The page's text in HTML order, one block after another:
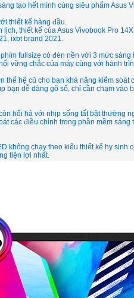
tạo hết mình cùng siêu phẩm Asus
thiết kế hàng đầu.
lịch, thiết kế của Asus Vivobook Pro
ixbt brand 2021.
fullsize có đèn nền với 3 mức
vững chắc của máy cùng với hành
thế hệ cũ cho bạn khả năng kiểm
bạn dễ dàng gõ số, chỉ cần chạm
hối hả với nhịp sống tất bật thường
các điều chỉnh trong phần mềm
không chạy theo kiểu thiết kế hy
tiện lợi nhất.